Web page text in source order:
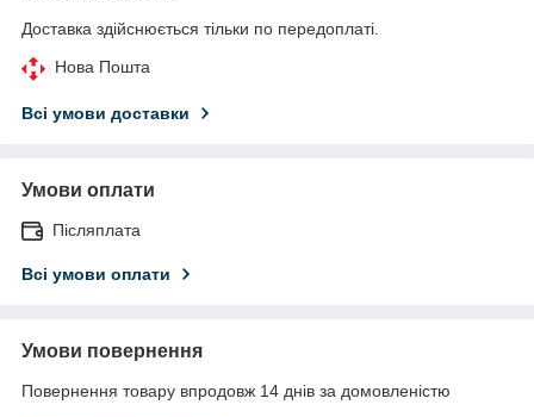
Доставка здійснюється тільки по передоплаті.
Нова Пошта
Всі умови доставки
Умови оплати
Післяплата
Всі умови оплати
Умови повернення
Повернення товару впродовж 14 днів за домовленістю